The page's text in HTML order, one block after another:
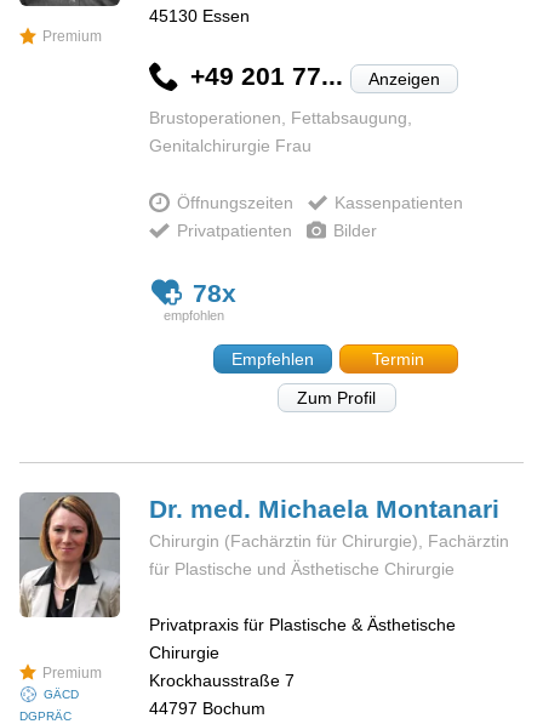
Premium
45130 Essen
+49 201 77... Anzeigen
Brustoperationen, Fettabsaugung,
Genitalchirurgie Frau
Öffnungszeiten
Kassenpatienten
Privatpatienten
Bilder
78x
Empfehlen
Termin
Zum Profil
Premium
GÄCD
DGPRÄC
Dr. med. Michaela Montanari
Chirurgin (Fachärztin für Chirurgie), Fachärztin
für Plastische und Ästhetische Chirurgie
Privatpraxis für Plastische & Ästhetische
Chirurgie
Krockhausstraße 7
44797 Bochum